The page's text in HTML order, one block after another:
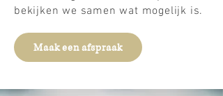
bekijken we samen wat mogelijk is.
Maak een afspraak